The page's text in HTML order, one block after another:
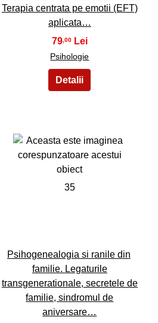
Terapia centrata pe emotii (EFT)
aplicata…
79,00
Psihologie
35
Psihogenealogia si ranile din
familie. Legaturile
transgenerationale, secretele de
familie, sindromul de
aniversare…